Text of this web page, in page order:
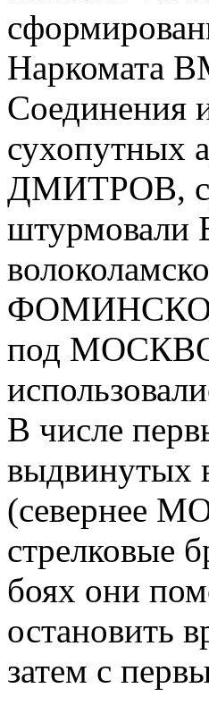
Наркомата
Соединения
сухопутных
ДМИТРОВ,
ФОМИНСКОМ.
под
В числе
(севернее
стрелковые
боях они
остановить
затем с